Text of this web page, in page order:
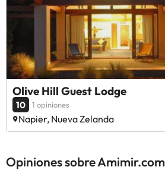
Olive Hill Guest Lodge
10 1 opiniones
Napier, Nueva Zelanda
Opiniones sobre Amimir.com